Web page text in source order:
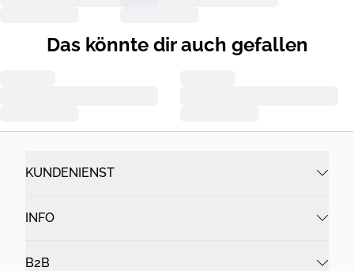
Das könnte dir auch gefallen
KUNDENIENST
INFO
B2B